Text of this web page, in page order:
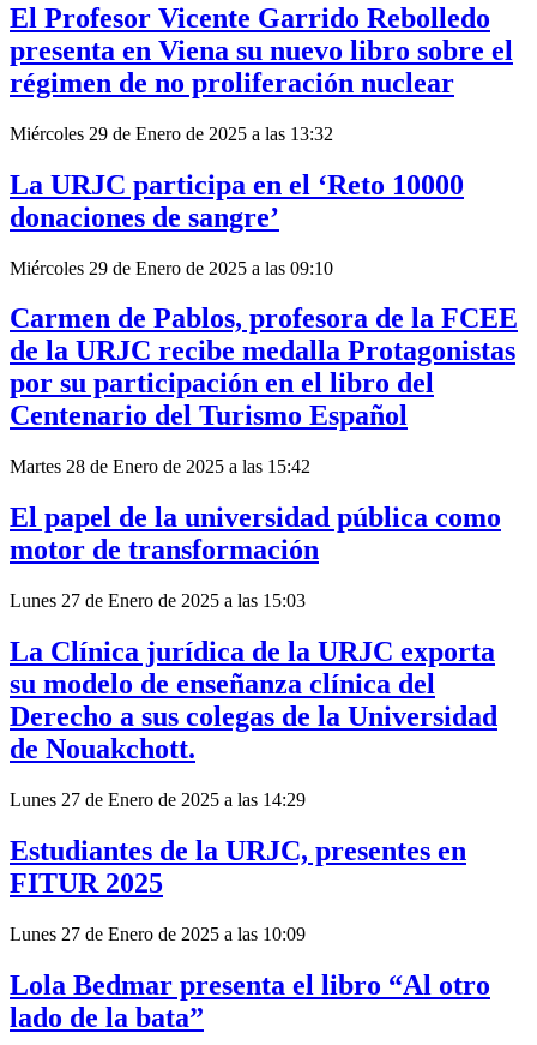
El Profesor Vicente Garrido Rebolledo
presenta en Viena su nuevo libro sobre el
régimen de no proliferación nuclear
Miércoles 29 de Enero de 2025 a las 13:32
La URJC participa en el ‘Reto 10000
donaciones de sangre’
Miércoles 29 de Enero de 2025 a las 09:10
Carmen de Pablos, profesora de la FCEE
de la URJC recibe medalla Protagonistas
por su participación en el libro del
Centenario del Turismo Español
Martes 28 de Enero de 2025 a las 15:42
El papel de la universidad pública como
motor de transformación
Lunes 27 de Enero de 2025 a las 15:03
La Clínica jurídica de la URJC exporta
su modelo de enseñanza clínica del
Derecho a sus colegas de la Universidad
de Nouakchott.
Lunes 27 de Enero de 2025 a las 14:29
Estudiantes de la URJC, presentes en
FITUR 2025
Lunes 27 de Enero de 2025 a las 10:09
Lola Bedmar presenta el libro “Al otro
lado de la bata”